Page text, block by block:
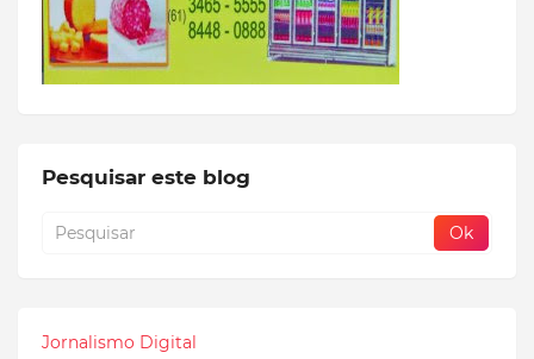
Pesquisar este blog
Jornalismo Digital